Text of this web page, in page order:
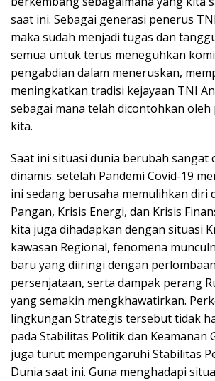
saat ini. Sebagai generasi penerus
maka sudah menjadi tugas dan
semua untuk terus meneguhkan
pengabdian dalam meneruskan,
meningkatkan tradisi kejayaan TNI
sebagai mana telah dicontohkan
kita.
Saat ini situasi dunia berubah sangat
dinamis. setelah Pandemi Covid-19
ini sedang berusaha memulihkan diri
Pangan, Krisis Energi, dan Krisis
kita juga dihadapkan dengan situasi
kawasan Regional, fenomena
baru yang diiringi dengan
persenjataan, serta dampak perang
yang semakin mengkhawatirkan.
lingkungan Strategis tersebut tidak
pada Stabilitas Politik dan Keamanan
juga turut mempengaruhi Stabilitas
Dunia saat ini. Guna menghadapi